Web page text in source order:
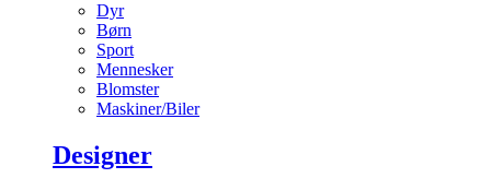
Dyr
Børn
Sport
Mennesker
Blomster
Maskiner/Biler
Designer